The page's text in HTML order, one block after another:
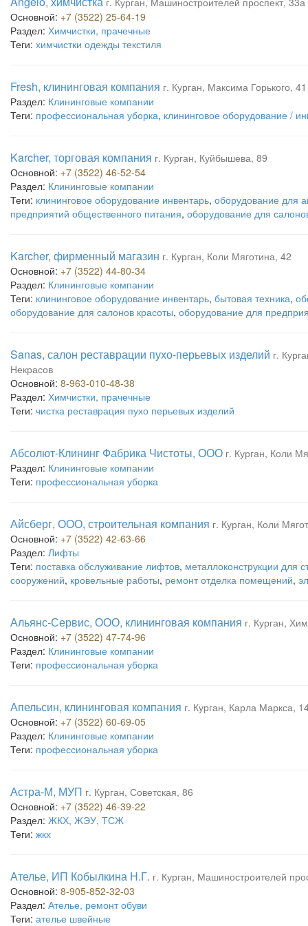
Основной: +7 (3522) 25-64-19
Раздел: Химчистки, прачечные
Теги: химчистки одежды текстиля
Fresh, клининговая компания г. Курган, Максима Горького,
Раздел: Клининговые компании
Теги: профессиональная уборка, клининговое оборудование /
Karcher, торговая компания г. Курган, Куйбышева, 89
Основной: +7 (3522) 46-52-54
Раздел: Клининговые компании
Теги: клининговое оборудование инвентарь, оборудование для
предприятий общественного питания, оборудование для
Karcher, фирменный магазин г. Курган, Коли Мяготина, 42
Основной: +7 (3522) 44-80-34
Раздел: Клининговые компании
Теги: клининговое оборудование инвентарь, бытовая техника,
оборудование для салонов красоты, оборудование для
Sanas, салон реставрации пухо-перьевых изделий г.
Некрасов
Основной: 8-963-010-48-38
Раздел: Химчистки, прачечные
Теги: чистка реставрация пухо перьевых изделий
Абсолют-Клининг Фабрика Чистоты, ООО г. Курган, Коли
Раздел: Клининговые компании
Теги: профессиональная уборка
Айсберг, ООО, строительная компания г. Курган, Коли
Основной: +7 (3522) 42-63-66
Раздел: Лифты
Теги: поставка обслуживание лифтов, металлоконструкции для
сооружений, кровельные работы, ремонт отделка помещений,
Альянс-Сервис, ООО, клининговая компания г. Курган,
Основной: +7 (3522) 47-74-96
Раздел: Клининговые компании
Теги: профессиональная уборка
Апельсин, клининговая компания г. Курган, Карла Маркса,
Основной: +7 (3522) 60-69-05
Раздел: Клининговые компании
Теги: профессиональная уборка
Астра-М, МУП г. Курган, Советская, 86
Основной: +7 (3522) 46-39-22
Раздел: ЖКХ, ЖЭУ, ТСЖ
Теги: жкх
Ателье, ИП Кобылкина Н.Г. г. Курган, Машиностроителей
Основной: 8-905-852-32-03
Раздел: Ателье, ремонт обуви
Теги: ателье швейные